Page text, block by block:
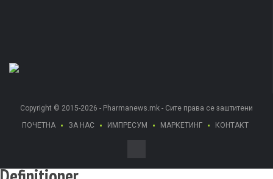
Copyright © 2015-2026 - Pharmanews.mk - Сите права се заштитени
ПОЧЕТНА
ЗА НАС ИМПРЕСУМ МАРКЕТИНГ КОНТАКТ